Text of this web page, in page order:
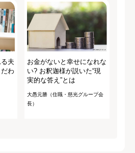
夫
わ
お金がないと幸せになれな
い? お釈迦様が説いた“現
実的な答え”とは
大愚元勝（住職・慈光グループ会
長）